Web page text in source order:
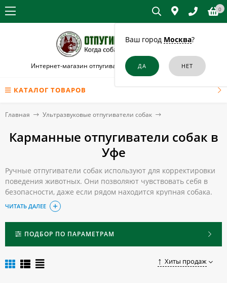
Ваш город Москва?
0
Интернет-магазин отпугивателей собак и кошек в Уфе
КАТАЛОГ ТОВАРОВ
Главная Ультразвуковые отпугиватели собак
Карманные отпугиватели собак в
Уфе
Ручные отпугиватели собак используют для корректировки
поведения животных. Они позволяют чувствовать себя в
безопасности, даже если рядом находится крупная собака.
Ультразвук, используемый в данных устройствах,
эффективно останавливает агрессора, при этом он
абсолютно безвреден для человека.
Чтобы купить карманный отпугиватель собак в Уфе,
достаточно сделать заказ в нашем онлайн-магазине.
ЧИТАТЬ ДАЛЕЕ
ПОДБОР ПО ПАРАМЕТРАМ
Хиты продаж